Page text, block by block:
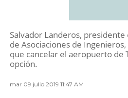
Salvador Landeros, presidente
de Asociaciones de
que cancelar el aeropuerto de
opción.
mar 09 julio 2019 11:47 AM